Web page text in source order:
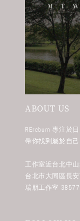
ABOUT US
REreburn 專注於
帶你找到屬於自己
工作室近台北中
台北市大同區長
瑞朋工作室